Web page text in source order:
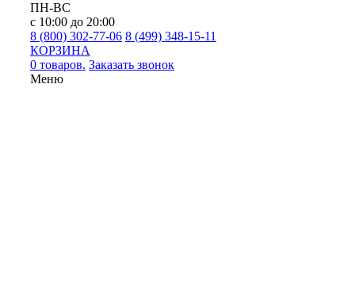
ПН-ВС
с 10:00 до 20:00
8 (800) 302-77-06 8 (499) 348-15-11
КОРЗИНА
0 товаров. Заказать звонок
Меню